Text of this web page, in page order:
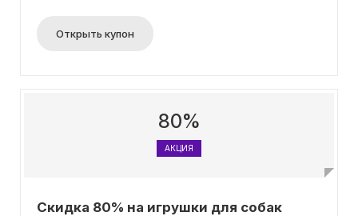
Открыть купон
80%
АКЦИЯ
Скидка 80% на игрушки для собак